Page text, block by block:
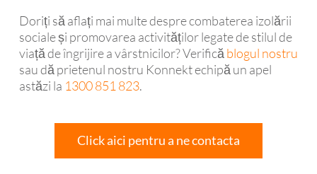
Doriți să aflați mai multe despre combaterea izolării
sociale și promovarea activităților legate de stilul de
viață de îngrijire a vârstnicilor? Verifică blogul nostru
sau dă prietenul nostru Konnekt echipă un apel
astăzi la 1300 851 823.
Click aici pentru a ne contacta